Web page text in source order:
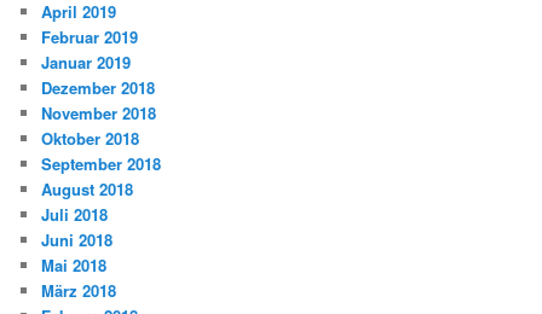
April 2019
Februar 2019
Januar 2019
Dezember 2018
November 2018
Oktober 2018
September 2018
August 2018
Juli 2018
Juni 2018
Mai 2018
März 2018